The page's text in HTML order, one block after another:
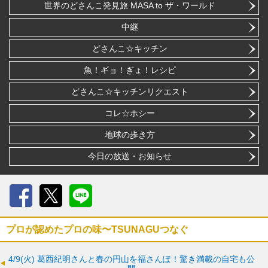
世界のどさんこ発見旅 MASA to ザ・ワールド
中継
どさんこ☆キッチン
魚！ギョ！ぎょ！レシピ
どさんこ☆キッチンリクエスト
コレ☆ホシー
地球の歩き方
今日の放送・お知らせ
プロが認めたプロの味〜TSUNAGUつなぐ
4/9(火) 葛西紀明さんと春の円山を福さんぽ！驚き満載の自宅も公